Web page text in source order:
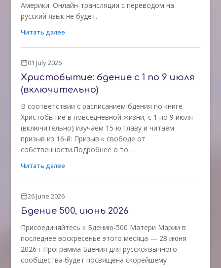
Америки. Онлайн-трансляции с переводом на
русский язык не будет.
Читать далее
01 July 2026
Христобытие: бдение с 1 по 9 июля
(включительно)
В соответствии с расписанием бдения по книге
Христобытие в повседневной жизни, с 1 по 9 июля
(включительно) изучаем 15-ю главу и читаем
призыв из 16-й: Призыв к свободе от
собственности.Подробнее о то…
Читать далее
26 June 2026
Бдение 500, июнь 2026
Присоединяйтесь к Бдению-500 Матери Марии в
последнее воскресенье этого месяца — 28 июня
2026 г.Программа Бдения для русскоязычного
сообщества будет посвящена скорейшему